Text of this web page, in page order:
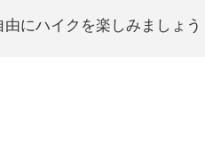
にハイクを楽しみましょう